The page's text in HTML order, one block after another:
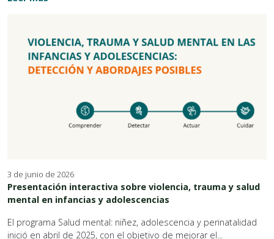
3 de junio de 2026
Presentación interactiva sobre violencia, trauma y salud
mental en infancias y adolescencias
El programa Salud mental: niñez, adolescencia y perinatalidad
inició en abril de 2025, con el objetivo de mejorar el...